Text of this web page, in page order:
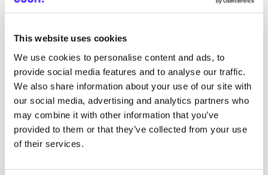
This website uses cookies
We use cookies to personalise content and ads, to
provide social media features and to analyse our traffic.
We also share information about your use of our site with
our social media, advertising and analytics partners who
may combine it with other information that you’ve
provided to them or that they’ve collected from your use
of their services.
Marques vérifiées
2nd hand
Second hand clothing
2ndhand €